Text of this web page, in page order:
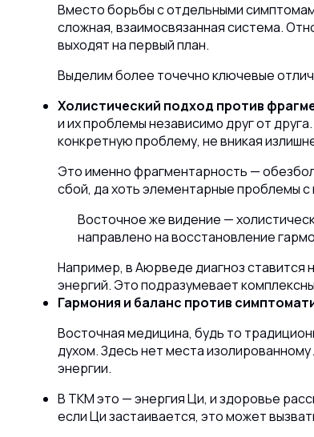
Вместо борьбы с отдельными
сложная, взаимосвязанная система.
выходят на первый план.
Выделим более точечно ключевые
Холистический подход против
и их проблемы независимо друг от
конкретную проблему, не вникая
Это именно фрагментарность —
сбой, да хоть элементарные проблемы
Восточное же видение —
направлено на восстановление
Например, в Аюрведе диагноз ставится
энергий. Это подразумевает
Гармония и баланс против
Восточная медицина, будь то
духом. Здесь нет места
энергии.
В ТКМ это — энергия Ци, и здоровье
если Ци застаивается, это может